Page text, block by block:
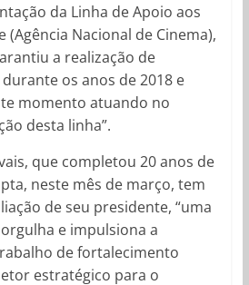
da Linha de Apoio aos
(Agência Nacional de Cinema),
a realização de
os anos de 2018 e
momento atuando no
desta linha”.
que completou 20 anos de
neste mês de março, tem
de seu presidente, “uma
e impulsiona a
de fortalecimento
estratégico para o